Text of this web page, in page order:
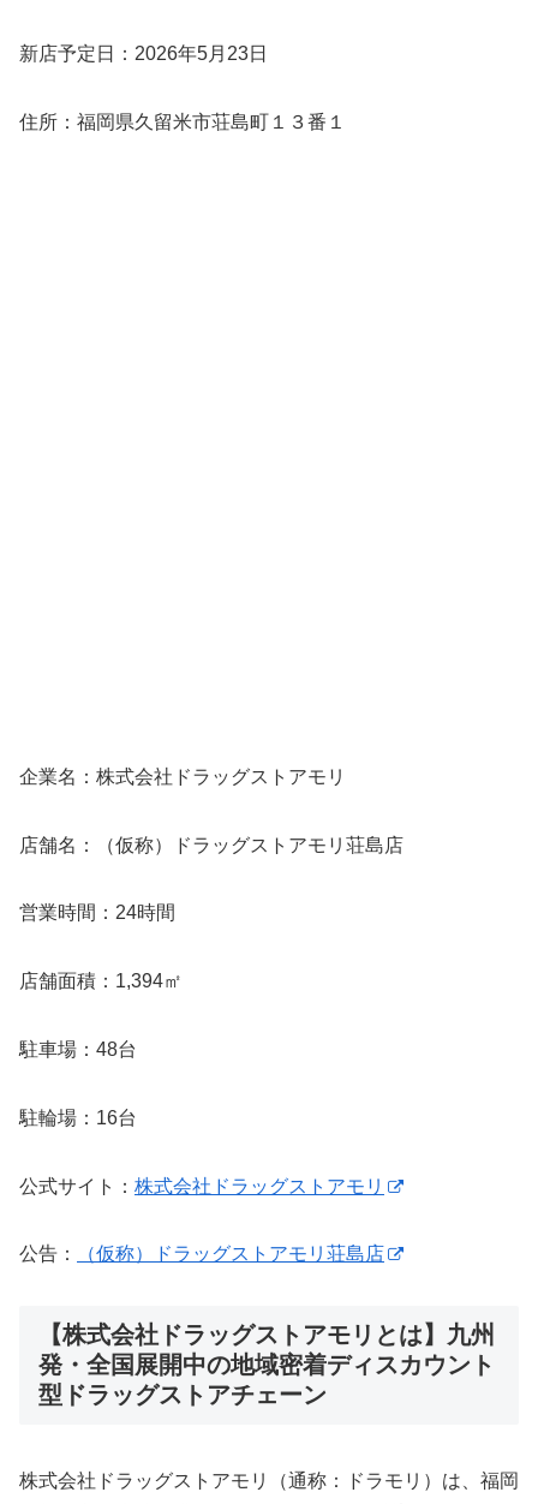
新店予定日：2026年5月23日
住所：福岡県久留米市荘島町１３番１
企業名：株式会社ドラッグストアモリ
店舗名：（仮称）ドラッグストアモリ荘島店
営業時間：24時間
店舗面積：1,394㎡
駐車場：48台
駐輪場：16台
公式サイト： 株式会社ドラッグストアモリ
公告： （仮称）ドラッグストアモリ荘島店
【株式会社ドラッグストアモリとは】九州
発・全国展開中の地域密着ディスカウント
型ドラッグストアチェーン
株式会社ドラッグストアモリ（通称：ドラモリ）は、福岡